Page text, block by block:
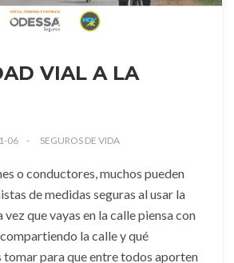
VIAL A LA
06 SEGUROS DE VIDA
o conductores, muchos pueden
de medidas seguras al usar la
que vayas en la calle piensa con
la calle y qué
tomar para que entre todos aporten